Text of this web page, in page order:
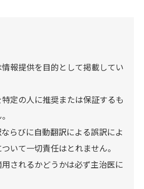
報提供を目的として掲載してい
定の人に推奨または保証するも
らびに自動翻訳による誤訳によ
いて一切責任はとれません。
されるかどうかは必ず主治医に